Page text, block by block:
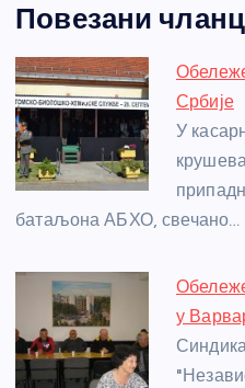
c
e
b
o
o
k
ss
e
n
g
er
itt
er
er
A
Повезани
Србије
У
батаљона АБХО, свечано…
у